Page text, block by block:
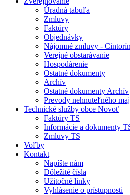
Úradná tabuľa
Zmluvy
Faktúry
Objednávky
Nájomné zmluvy - Cintorín
Verejné obstarávanie
Hospodárenie
Ostatné dokumenty
Archív
Ostatné dokumenty Archív
Prevody nehnuteľného
Technické služby obce Novoť
Faktúry TS
Informácie a dokumenty
Zmluvy TS
Voľby
Kontakt
Napíšte nám
Dôležité čísla
Užitočné linky
Vyhlásenie o prístupnosti